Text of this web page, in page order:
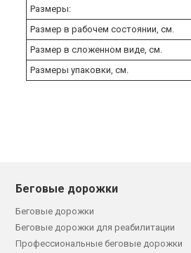
Размеры:
Размер в рабочем состоянии, см.
Размер в сложенном виде, см.
Размеры упаковки, см.
Беговые дорожки
Беговые дорожки
Беговые дорожки для реабилитации
Профессиональные беговые дорожки